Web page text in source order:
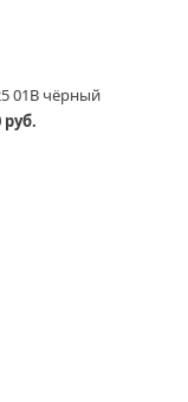
01B чёрный
руб.